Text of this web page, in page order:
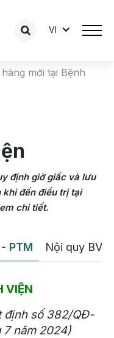
VI
mới tại Bệnh
định giờ giấc và lưu
khi đến điều trị tại
chi tiết.
PTM Nội quy
VIỆN
định số 382/QĐ-
7 năm 2024)